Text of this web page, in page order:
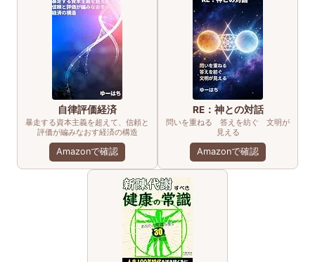
自律評価経済
暴走する資本主義を超えて、信頼と
評価が編みなおす経済の構造
Amazonで確認
RE：神との対話
問いを重ねる 答えを紡ぐ 文明が
見える
Amazonで確認